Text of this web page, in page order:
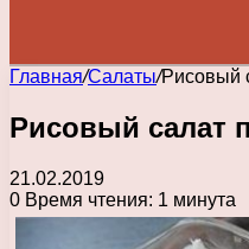
Главная/Салаты/Рисовый
Рисовый салат
21.02.2019
0 Время чтения: 1 минута